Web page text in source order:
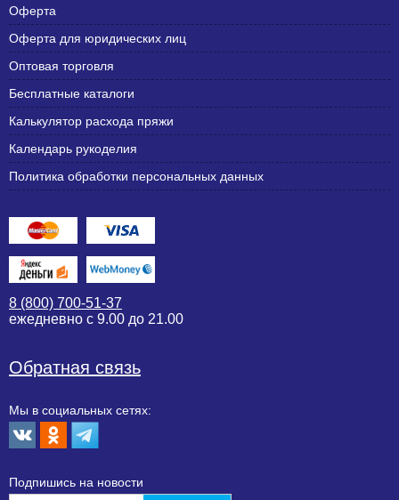
Оферта
Оферта для юридических лиц
Оптовая торговля
Бесплатные каталоги
Калькулятор расхода пряжи
Календарь рукоделия
Политика обработки персональных данных
8 (800) 700-51-37
ежедневно с 9.00 до 21.00
Обратная связь
Мы в социальных сетях:
Подпишиcь на новости